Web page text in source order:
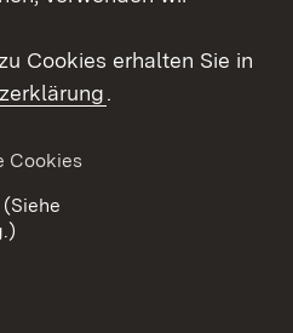
Cookies erhalten Sie in
.
Cookies